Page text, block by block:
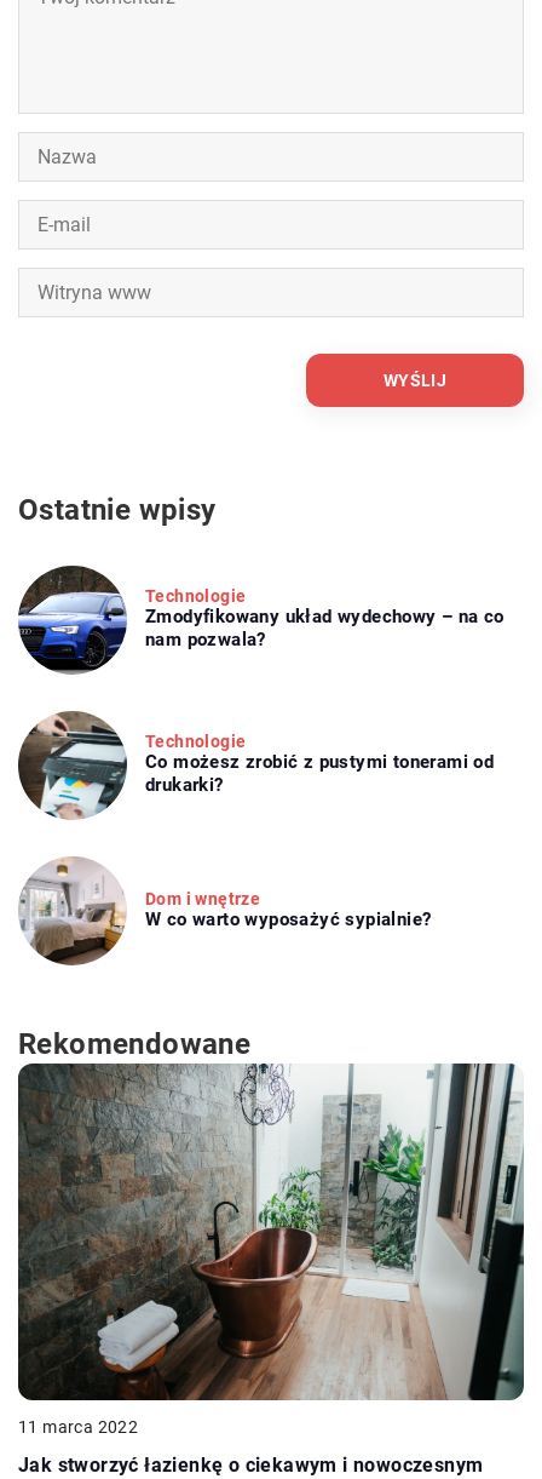
Ostatnie wpisy
Technologie
Zmodyfikowany układ wydechowy – na co
nam pozwala?
Technologie
Co możesz zrobić z pustymi tonerami od
drukarki?
Dom i wnętrze
W co warto wyposażyć sypialnie?
Rekomendowane
11 marca 2022
Jak stworzyć łazienkę o ciekawym i nowoczesnym